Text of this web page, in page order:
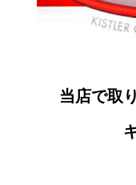
当店で取